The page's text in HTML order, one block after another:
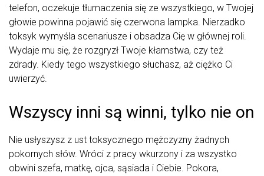
telefon, oczekuje tłumaczenia się ze wszystkiego, w Twojej
głowie powinna pojawić się czerwona lampka. Nierzadko
toksyk wymyśla scenariusze i obsadza Cię w głównej roli.
Wydaje mu się, że rozgryzł Twoje kłamstwa, czy też
zdrady. Kiedy tego wszystkiego słuchasz, aż ciężko Ci
uwierzyć.
Wszyscy inni są winni, tylko nie on
Nie usłyszysz z ust toksycznego mężczyzny żadnych
pokornych słów. Wróci z pracy wkurzony i za wszystko
obwini szefa, matkę, ojca, sąsiada i Ciebie. Pokora,